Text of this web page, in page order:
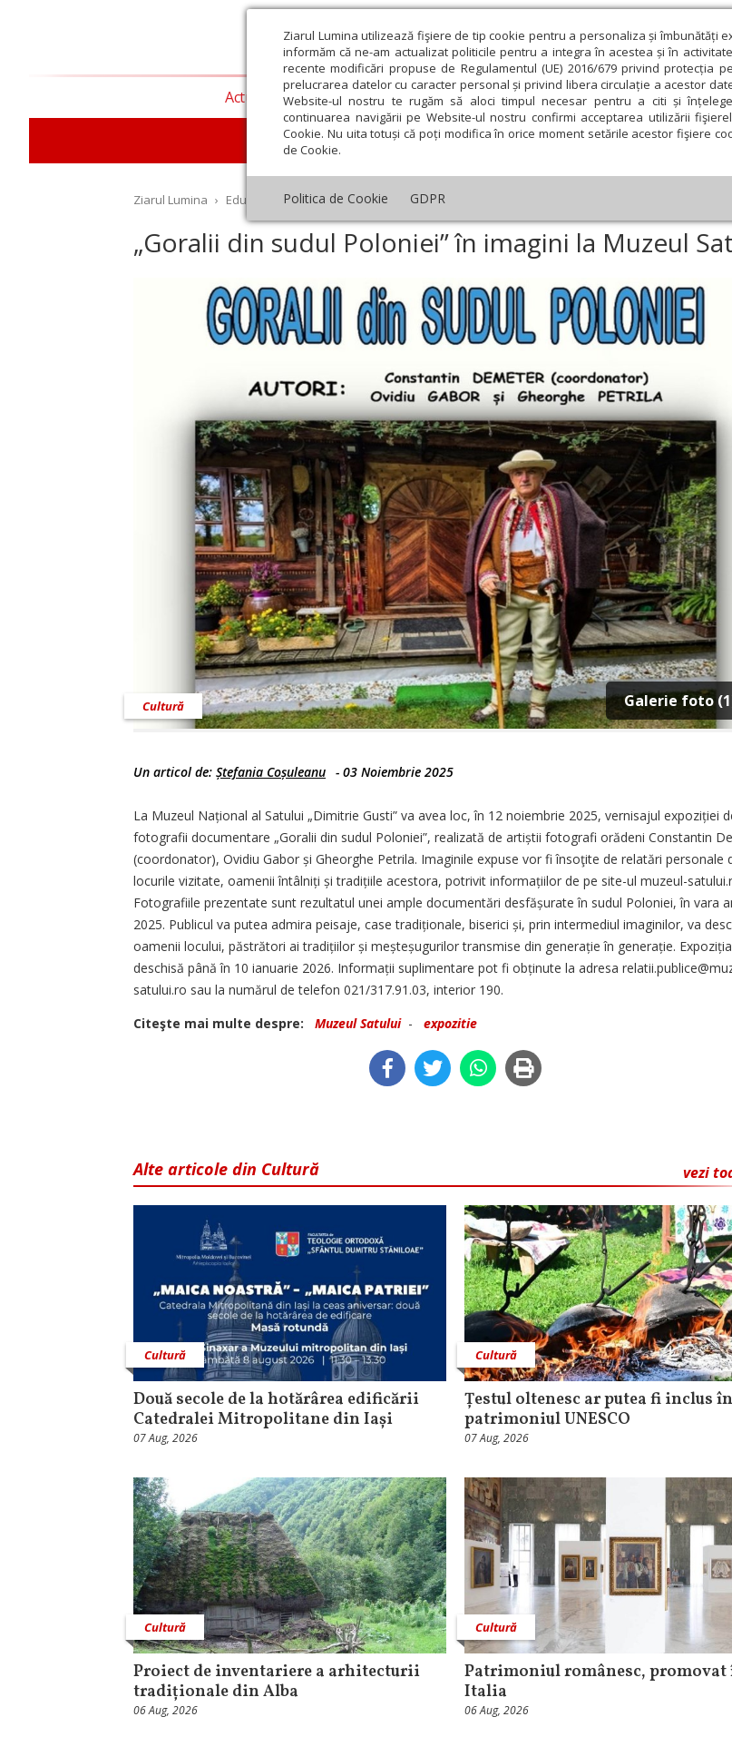
Ziarul Lumina utilizează fişiere de tip cookie pentru a personaliza și îmbunătăți
informăm că ne-am actualizat politicile pentru a integra în acestea și în
recente modificări propuse de Regulamentul (UE) 2016/679 privind protecția
prelucrarea datelor cu caracter personal și privind libera circulație a acestor
Website-ul nostru te rugăm să aloci timpul necesar pentru a citi și
continuarea navigării pe Website-ul nostru confirmi acceptarea utilizării
Cookie. Nu uita totuși că poți modifica în orice moment setările acestor fişiere
de Cookie.
Politica de Cookie GDPR
Actualitate religioasă Teologie și spiritualitate Educaţie și Cultură
Educaţie Lumina literară şi artistică
Ziarul Lumina › Educaţie și Cultură › Cultură „Goralii din sudul Poloniei” în imagini la Muzeul Satului
„Goralii din sudul Poloniei” în imagini la Muzeul
Galerie foto
Cultură
Un articol de: Ștefania Coșuleanu - 03 Noiembrie 2025
La Muzeul Național al Satului „Dimitrie Gusti” va avea loc, în 12 noiembrie 2025, vernisajul expoziției
fotografii documentare „Goralii din sudul Poloniei”, realizată de artiștii fotografi orădeni Constantin
(coordonator), Ovidiu Gabor și Gheorghe Petrila. Imaginile expuse vor fi însoţite de relatări personale
locurile vizitate, oamenii întâlniți și tradițiile acestora, potrivit informațiilor de pe site-ul muzeul-
Fotografiile prezentate sunt rezultatul unei ample documentări desfășurate în sudul Poloniei, în vara
2025. Publicul va putea admira peisaje, case tradiționale, biserici și, prin intermediul imaginilor, va
oamenii locului, păstrători ai tradițiilor și mește­șugurilor transmise din generație în generație.
deschisă până în 10 ianuarie 2026. Informații suplimentare pot fi obținute la adresa
satului.ro sau la numărul de telefon 021/317.91.03, interior 190.
Citeşte mai multe despre:
Muzeul Satului- expozitie
vezi
Alte articole din Cultură
Cultură
Două secole de la hotărârea edificării
Catedralei Mitropolitane din Iași
07 Aug, 2026
Cultură
Țestul oltenesc ar putea fi inclus în
patrimoniul UNESCO
07 Aug, 2026
Cultură
Proiect de inventariere a arhitecturii
tradiționale din Alba
06 Aug, 2026
Cultură
Patrimoniul românesc, promovat
Italia
06 Aug, 2026
Noiembrie Decembrie Ianuarie Februarie Martie Aprilie Mai